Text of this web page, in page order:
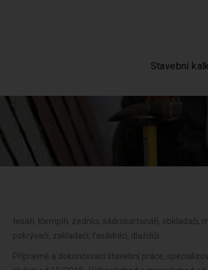
Stavební
tesaři, klempíři, zedníci, sádrokartonáři, obkladači,
pokrývači, zakladači, fasádníci, dlaždiči
Přípravné a dokončovací stavební práce,